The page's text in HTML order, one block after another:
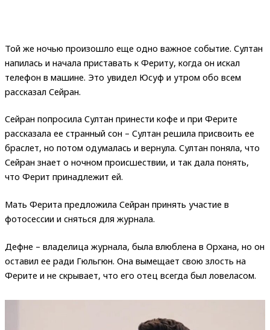
Той же ночью произошло еще одно важное событие. Султан
напилась и начала приставать к Фериту, когда он искал
телефон в машине. Это увидел Юсуф и утром обо всем
рассказал Сейран.
Сейран попросила Султан принести кофе и при Ферите
рассказала ее странный сон – Султан решила присвоить ее
браслет, но потом одумалась и вернула. Султан поняла, что
Сейран знает о ночном происшествии, и так дала понять,
что Ферит принадлежит ей.
Мать Ферита предложила Сейран принять участие в
фотосессии и сняться для журнала.
Дефне – владелица журнала, была влюблена в Орхана, но он
оставил ее ради Гюльгюн. Она вымещает свою злость на
Ферите и не скрывает, что его отец всегда был ловеласом.